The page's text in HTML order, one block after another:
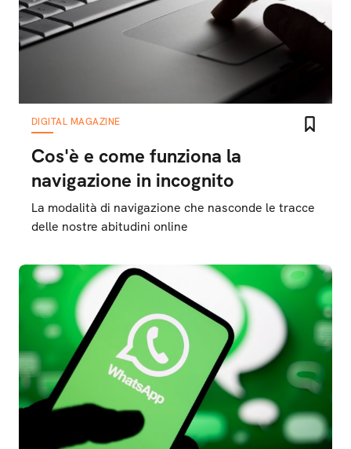
DIGITAL MAGAZINE
Cos'è e come funziona la
navigazione in incognito
La modalità di navigazione che nasconde le tracce
delle nostre abitudini online